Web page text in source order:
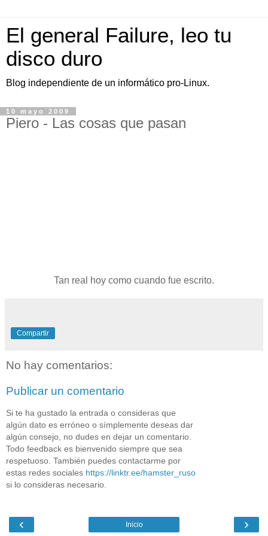
El general Failure, leo tu
disco duro
Blog independiente de un informático pro-Linux.
10 mayo 2009
Piero - Las cosas que pasan
Tan real hoy como cuando fue escrito.
Compartir
No hay comentarios:
Publicar un comentario
Si te ha gustado la entrada o consideras que
algún dato es erróneo o símplemente deseas dar
algún consejo, no dudes en dejar un comentario.
Todo feedback es bienvenido siempre que sea
respetuoso. También puedes contactarme por
estas redes sociales https://linktr.ee/hamster_ruso
si lo consideras necesario.
‹ ›
Inicio